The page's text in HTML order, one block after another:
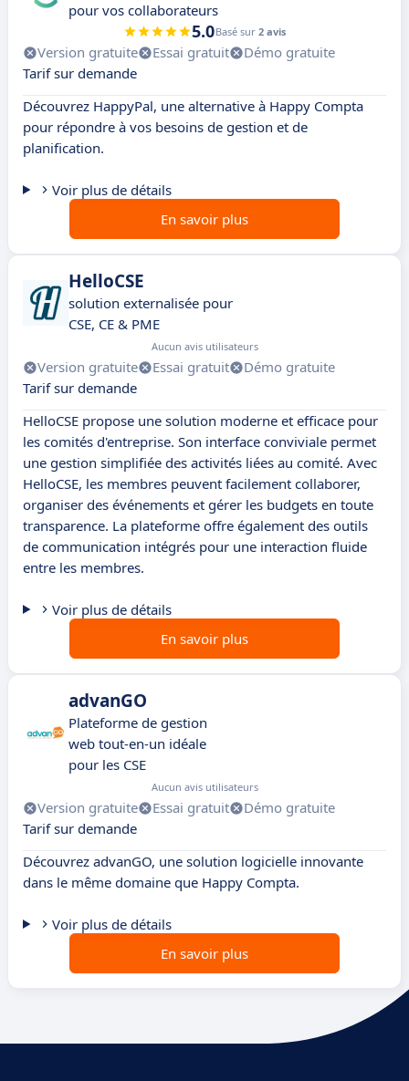
pour vos collaborateurs
5.0Basé sur 2 avis
Version gratuite Essai gratuit
Démo gratuite
Tarif sur demande
Découvrez HappyPal, une alternative à Happy Compta
pour répondre à vos besoins de gestion et de
planification.
Voir plus de détails
En savoir plus
HelloCSE
solution externalisée pour
CSE, CE & PME
Aucun avis utilisateurs
Version gratuite Essai gratuit
Démo gratuite
Tarif sur demande
HelloCSE propose une solution moderne et efficace pour
les comités d'entreprise. Son interface conviviale permet
une gestion simplifiée des activités liées au comité. Avec
HelloCSE, les membres peuvent facilement collaborer,
organiser des événements et gérer les budgets en toute
transparence. La plateforme offre également des outils
de communication intégrés pour une interaction fluide
entre les membres.
Voir plus de détails
En savoir plus
advanGO
Plateforme de gestion
web tout-en-un idéale
pour les CSE
Aucun avis utilisateurs
Version gratuite Essai gratuit
Démo gratuite
Tarif sur demande
Découvrez advanGO, une solution logicielle innovante
dans le même domaine que Happy Compta.
Voir plus de détails
En savoir plus